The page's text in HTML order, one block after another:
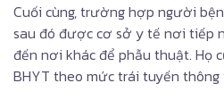
Cuối cùng, trường hợp người
sau đó được cơ sở y tế nơi tiếp
đến nơi khác để phẫu thuật. Họ
BHYT theo mức trái tuyến